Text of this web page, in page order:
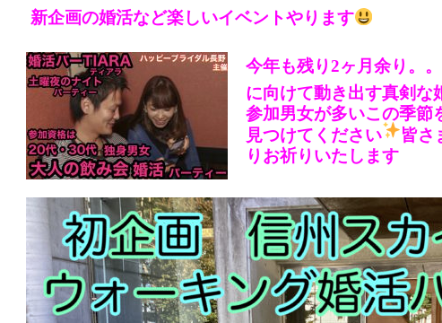
新企画の婚活など楽しいイベントやります
今年も残り2ヶ月余り。
に向けて動き出す真剣な
参加男女が多いこの季節
見つけてください
皆さ
りお祈りいたします